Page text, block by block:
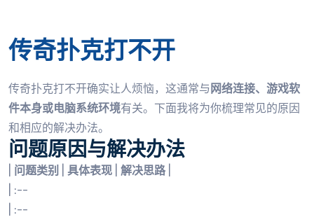
传奇扑克打不开
传奇扑克打不开确实让人烦恼，这通常与 网络连接、游戏软
件本身或电脑系统环境有关。下面我将为你梳理常见的原因
和相应的解决办法。
问题原因与解决办法
问题类别 具体表现 解决思路
| :--
| :--